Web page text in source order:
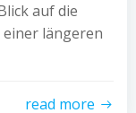
auf die
längeren
read more